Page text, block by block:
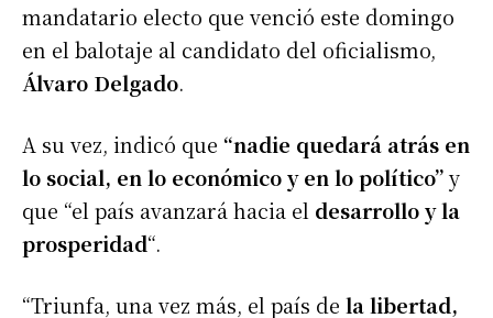
mandatario electo que venció este domingo
en el balotaje al candidato del oficialismo,
Álvaro Delgado.
A su vez, indicó que “nadie quedará atrás en
lo social, en lo económico y en lo político”y
que “el país avanzará hacia el desarrollo y la
prosperidad“.
“Triunfa, una vez más, el país de la libertad,